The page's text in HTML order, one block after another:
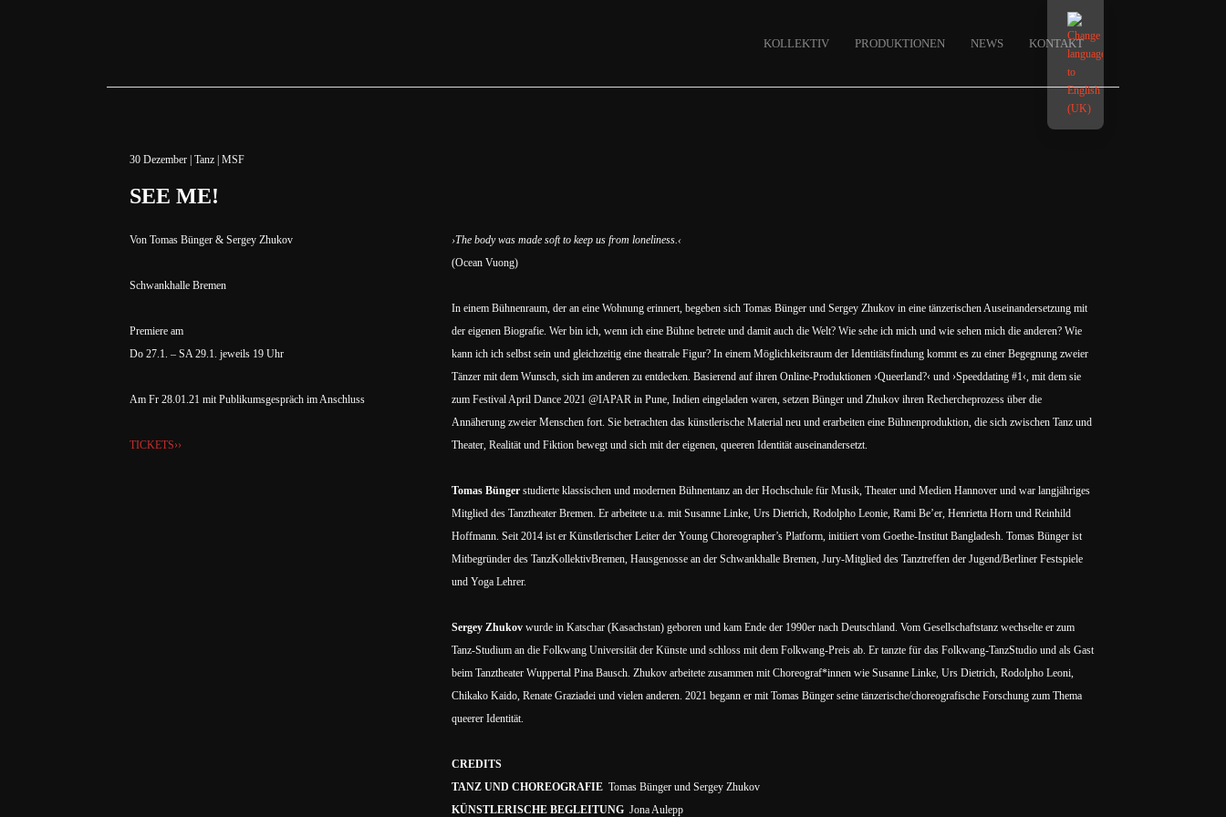
KOLLEKTIV PRODUKTIONEN NEWS KONTAKT
30 Dezember Tanz MSF
SEE ME!
Von Tomas Bünger & Sergey Zhukov
Schwankhalle Bremen
Premiere am
Do 27.1. – SA 29.1. jeweils 19 Uhr
Am Fr 28.01.21 mit Publikumsgespräch im Anschluss
TICKETS››
›The body was made soft to keep us from loneliness.‹
(Ocean Vuong)
In einem Bühnenraum, der an eine Wohnung erinnert, begeben sich Tomas Bünger und Sergey Zhukov in eine tänzerischen Auseinandersetzung mit
der eigenen Biografie. Wer bin ich, wenn ich eine Bühne betrete und damit auch die Welt? Wie sehe ich mich und wie sehen mich die anderen? Wie
kann ich ich selbst sein und gleichzeitig eine theatrale Figur? In einem Möglichkeitsraum der Identitätsfindung kommt es zu einer Begegnung zweier
Tänzer mit dem Wunsch, sich im anderen zu entdecken. Basierend auf ihren Online-Produktionen ›Queerland?‹ und ›Speeddating #1‹, mit dem sie
zum Festival April Dance 2021 @IAPAR in Pune, Indien eingeladen waren, setzen Bünger und Zhukov ihren Rechercheprozess über die
Annäherung zweier Menschen fort. Sie betrachten das künstlerische Material neu und erarbeiten eine Bühnenproduktion, die sich zwischen Tanz und
Theater, Realität und Fiktion bewegt und sich mit der eigenen, queeren Identität auseinandersetzt.
​​Tomas Bünger studierte klassischen und modernen Bühnentanz an der Hochschule für Musik, Theater und Medien Hannover und war langjähriges
Mitglied des Tanztheater Bremen. Er arbeitete u.a. mit Susanne Linke, Urs Dietrich, Rodolpho Leonie, Rami Be’er, Henrietta Horn und Reinhild
Hoffmann. Seit 2014 ist er Künstlerischer Leiter der Young Choreographer’s Platform, initiiert vom Goethe-Institut Bangladesh. Tomas Bünger ist
Mitbegründer des TanzKollektivBremen, Hausgenosse an der Schwankhalle Bremen, Jury-Mitglied des Tanztreffen der Jugend/Berliner Festspiele
und Yoga Lehrer.
Sergey Zhukov wurde in Katschar (Kasachstan) geboren und kam Ende der 1990er nach Deutschland. Vom Gesellschaftstanz wechselte er zum
Tanz-Studium an die Folkwang Universität der Künste und schloss mit dem Folkwang-Preis ab. Er tanzte für das Folkwang-TanzStudio und als Gast
beim Tanztheater Wuppertal Pina Bausch. Zhukov arbeitete zusammen mit Choreograf*innen wie Susanne Linke, Urs Dietrich, Rodolpho Leoni,
Chikako Kaido, Renate Graziadei und vielen anderen. 2021 begann er mit Tomas Bünger seine tänzerische/choreografische Forschung zum Thema
queerer Identität.
CREDITS
TANZ UND CHOREOGRAFIE Tomas Bünger und Sergey Zhukov
KÜNSTLERISCHE BEGLEITUNG Jona Aulepp